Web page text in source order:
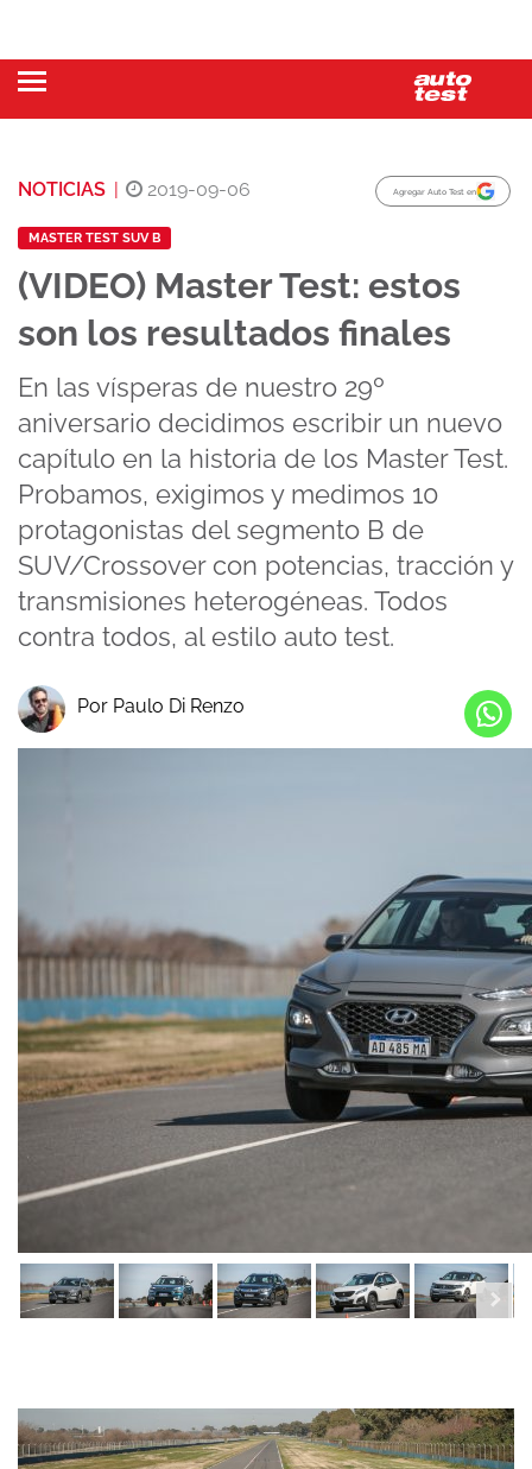
NOTICIAS | 2019-09-06 Agregar Auto Test en
MASTER TEST SUV B
(VIDEO) Master Test: estos
son los resultados finales
En las vísperas de nuestro 29º
aniversario decidimos escribir un nuevo
capítulo en la historia de los Master Test.
Probamos, exigimos y medimos 10
protagonistas del segmento B de
SUV/Crossover con potencias, tracción y
transmisiones heterogéneas. Todos
contra todos, al estilo auto test.
Por Paulo Di Renzo